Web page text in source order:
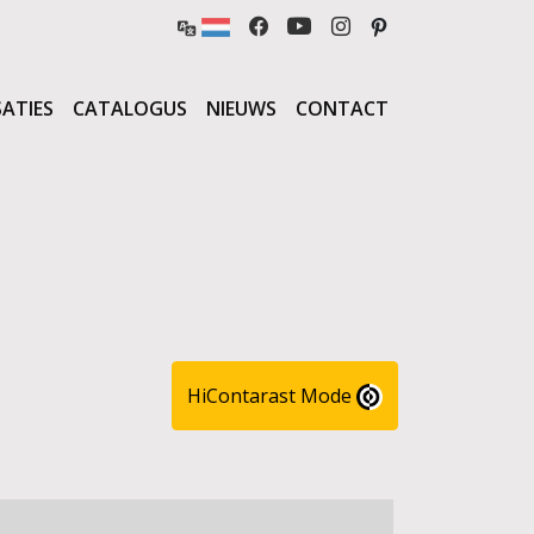
CATALOGUS NIEUWS CONTACT
HiContarast Mode